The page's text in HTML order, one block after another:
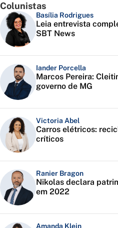
Colunistas
Basília Rodrigues
Leia entrevista
SBT News
Iander Porcella
Marcos Pereira:
governo de MG
Victoria Abel
Carros elétricos:
críticos
Ranier Bragon
Nikolas declara
em 2022
Amanda Klein